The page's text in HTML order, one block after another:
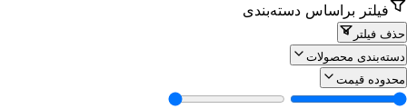
فیلتر براساس دسته‌بندی
حذف فیلتر
دسته‌بندی محصولات
محدوده قیمت